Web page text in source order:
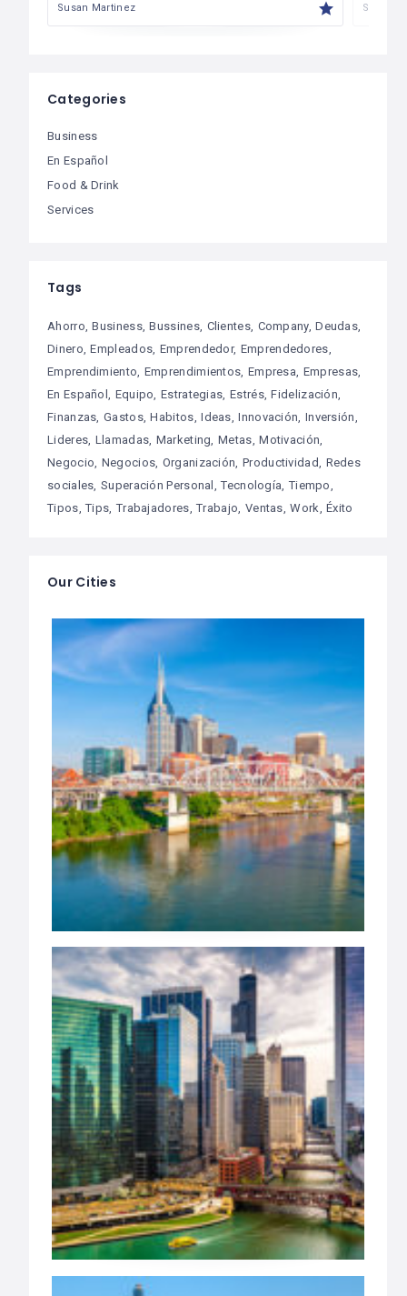
Susan Martinez Susan
Categories
Business
En Español
Food & Drink
Services
Tags
Ahorro Business Bussines Clientes Company Deudas
Dinero Empleados Emprendedor Emprendedores
Emprendimiento Emprendimientos Empresa Empresas
En Español Equipo Estrategias Estrés Fidelización
Finanzas Gastos Habitos Ideas Innovación Inversión
Lideres Llamadas Marketing Metas Motivación
Negocio Negocios Organización Productividad Redes
sociales Superación Personal Tecnología Tiempo
Tipos Tips Trabajadores Trabajo Ventas Work Éxito
Our Cities